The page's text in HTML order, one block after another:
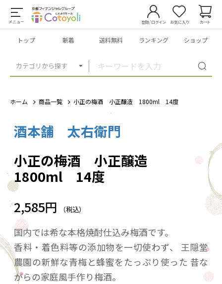
メニュー
カテゴリから探す
登録/ログイン お気に入り カート
トップ 新着 送料無料 ランキング ショップ
ホーム 商品一覧 小正の梅酒 小正醸造 1800ml 14度
酒本舗 太右衛門
小正の梅酒 小正醸造
1800ml 14度
2,585円 （税込）
国内では希な本格焼酎仕込み梅酒です。
香料・着色料等の添加物を一切使わず、 王隠堂
農園の新鮮な青梅と蜂蜜をたっぷり使った 昔な
がらの家庭風手作り梅酒。